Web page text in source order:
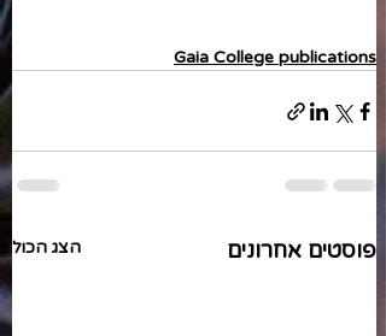
Gaia College publications
פוסטים אחרונים הצג הכול